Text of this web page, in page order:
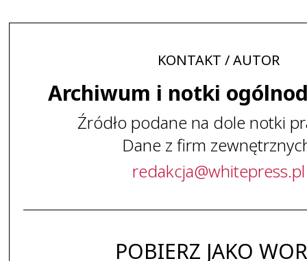
KONTAKT / AUTOR
Archiwum i notki
Źródło podane na dole notki
Dane z firm
redakcja@whitepress.pl
POBIERZ JAKO